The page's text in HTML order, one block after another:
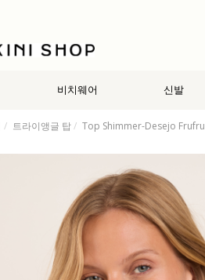
비치웨어 신발
트라이앵글 탑 Top Shimmer-Desejo Frufru